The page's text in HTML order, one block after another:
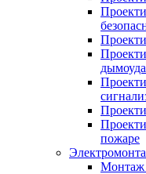
пожаре
Монтаж